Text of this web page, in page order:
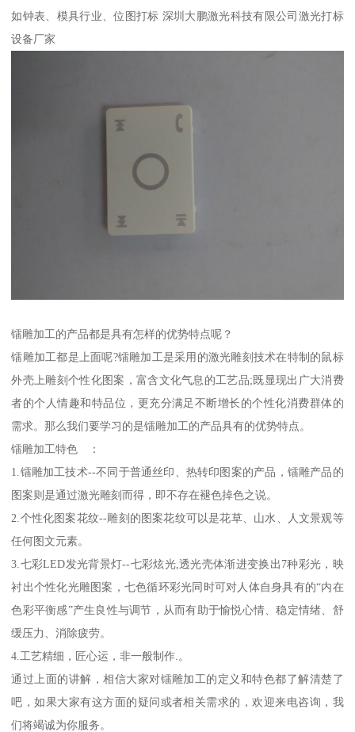
如钟表、模具行业、位图打标 深圳大鹏激光科技有限公司激光打标
设备厂家
镭雕加工的产品都是具有怎样的优势特点呢？
镭雕加工都是上面呢?镭雕加工是采用的激光雕刻技术在特制的鼠标
外壳上雕刻个性化图案，富含文化气息的工艺品;既显现出广大消费
者的个人情趣和特品位，更充分满足不断增长的个性化消费群体的
需求。那么我们要学习的是镭雕加工的产品具有的优势特点。
镭雕加工特色 ：
1.镭雕加工技术--不同于普通丝印、热转印图案的产品，镭雕产品的
图案则是通过激光雕刻而得，即不存在褪色掉色之说。
2.个性化图案花纹--雕刻的图案花纹可以是花草、山水、人文景观等
任何图文元素。
3.七彩LED发光背景灯--七彩炫光,透光壳体渐进变换出7种彩光，映
衬出个性化光雕图案，七色循环彩光同时可对人体自身具有的“内在
色彩平衡感”产生良性与调节，从而有助于愉悦心情、稳定情绪、舒
缓压力、消除疲劳。
4.工艺精细，匠心运，非一般制作.。
通过上面的讲解，相信大家对镭雕加工的定义和特色都了解清楚了
吧，如果大家有这方面的疑问或者相关需求的，欢迎来电咨询，我
们将竭诚为你服务。